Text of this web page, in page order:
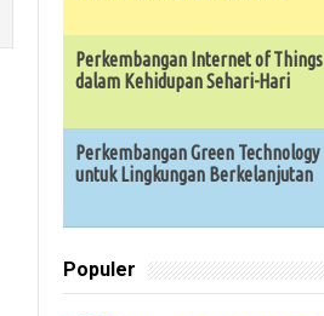
Perkembangan Internet of Things
dalam Kehidupan Sehari-Hari
Perkembangan Green Technology
untuk Lingkungan Berkelanjutan
Populer